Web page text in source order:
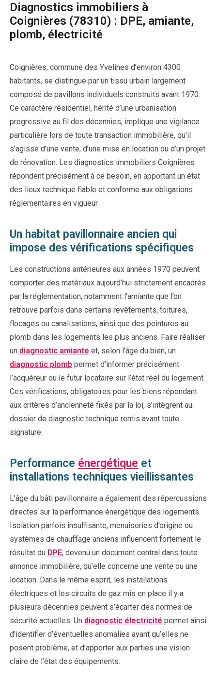
Diagnostics immobiliers à
Coignières (78310) : DPE, amiante,
plomb, électricité
Coignières, commune des Yvelines d’environ 4300
habitants, se distingue par un tissu urbain largement
composé de pavillons individuels construits avant 1970.
Ce caractère résidentiel, hérité d’une urbanisation
progressive au fil des décennies, implique une vigilance
particulière lors de toute transaction immobilière, qu’il
s’agisse d’une vente, d’une mise en location ou d’un projet
de rénovation. Les diagnostics immobiliers Coignières
répondent précisément à ce besoin, en apportant un état
des lieux technique fiable et conforme aux obligations
réglementaires en vigueur.
Un habitat pavillonnaire ancien qui
impose des vérifications spécifiques
Les constructions antérieures aux années 1970 peuvent
comporter des matériaux aujourd’hui strictement encadrés
par la réglementation, notamment l’amiante que l’on
retrouve parfois dans certains revêtements, toitures,
flocages ou canalisations, ainsi que des peintures au
plomb dans les logements les plus anciens. Faire réaliser
un diagnostic amiante et, selon l’âge du bien, un
diagnostic plomb permet d’informer précisément
l’acquéreur ou le futur locataire sur l’état réel du logement.
Ces vérifications, obligatoires pour les biens répondant
aux critères d’ancienneté fixés par la loi, s’intègrent au
dossier de diagnostic technique remis avant toute
signature.
Performance énergétique et
installations techniques vieillissantes
L’âge du bâti pavillonnaire a également des répercussions
directes sur la performance énergétique des logements.
Isolation parfois insuffisante, menuiseries d’origine ou
systèmes de chauffage anciens influencent fortement le
résultat du DPE, devenu un document central dans toute
annonce immobilière, qu’elle concerne une vente ou une
location. Dans le même esprit, les installations
électriques et les circuits de gaz mis en place il y a
plusieurs décennies peuvent s’écarter des normes de
sécurité actuelles. Un diagnostic électricité permet ainsi
d’identifier d’éventuelles anomalies avant qu’elles ne
posent problème, et d’apporter aux parties une vision
claire de l’état des équipements.